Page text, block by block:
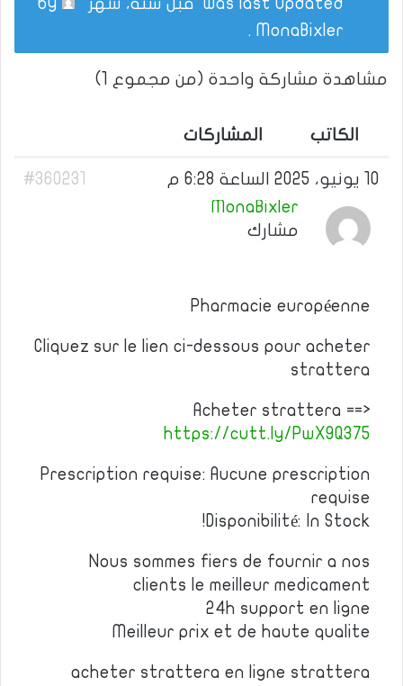
was last updated قبل سنة، شهر
MonaBixler
.
مشاهدة مشاركة واحدة (من مجموع 1)
الكاتب المشاركات
10 يونيو، 2025 الساعة 6:28 م
#360231
MonaBixler
مشارك
Pharmacie européenne
Cliquez sur le lien ci-dessous pour acheter
strattera
Acheter strattera ==>
https://cutt.ly/PwX9Q375
Prescription requise: Aucune prescription
requise
Disponibilité: In Stock!
Nous sommes fiers de fournir a nos
clients le meilleur medicament
24h support en ligne
Meilleur prix et de haute qualite
acheter strattera en ligne strattera